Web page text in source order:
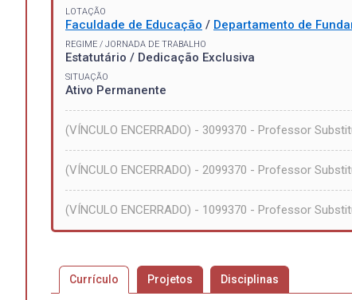
LOTAÇÃO
Faculdade de Educação / Departamento de
REGIME / JORNADA DE TRABALHO
Estatutário / Dedicação Exclusiva
SITUAÇÃO
Ativo Permanente
(VÍNCULO ENCERRADO) - 3099370 - Professor
(VÍNCULO ENCERRADO) - 2099370 - Professor
(VÍNCULO ENCERRADO) - 1099370 - Professor
Currículo Projetos Disciplinas